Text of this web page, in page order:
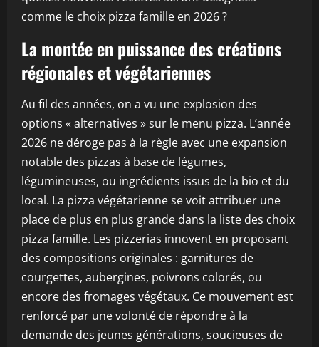
comme le choix pizza famille en 2026 ?
La montée en puissance des créations
régionales et végétariennes
Au fil des années, on a vu une explosion des
options « alternatives » sur le menu pizza. L’année
2026 ne déroge pas à la règle avec une expansion
notable des pizzas à base de légumes,
légumineuses, ou ingrédients issus de la bio et du
local. La pizza végétarienne se voit attribuer une
place de plus en plus grande dans la liste des choix
pizza famille. Les pizzerias innovent en proposant
des compositions originales : garnitures de
courgettes, aubergines, poivrons colorés, ou
encore des fromages végétaux. Ce mouvement est
renforcé par une volonté de répondre à la
demande des jeunes générations, soucieuses de